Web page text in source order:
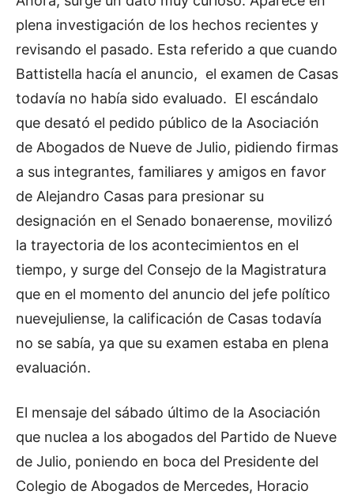
plena investigación de los hechos recientes y
revisando el pasado. Esta referido a que cuando
Battistella hacía el anuncio, el examen de Casas
todavía no había sido evaluado. El escándalo
que desató el pedido público de la Asociación
de Abogados de Nueve de Julio, pidiendo firmas
a sus integrantes, familiares y amigos en favor
de Alejandro Casas para presionar su
designación en el Senado bonaerense, movilizó
la trayectoria de los acontecimientos en el
tiempo, y surge del Consejo de la Magistratura
que en el momento del anuncio del jefe político
nuevejuliense, la calificación de Casas todavía
no se sabía, ya que su examen estaba en plena
evaluación.
El mensaje del sábado último de la Asociación
que nuclea a los abogados del Partido de Nueve
de Julio, poniendo en boca del Presidente del
Colegio de Abogados de Mercedes, Horacio